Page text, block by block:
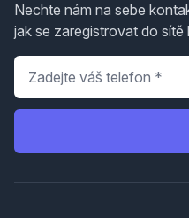
Nechte nám na sebe
jak se zaregistrovat do sítě
Telefon